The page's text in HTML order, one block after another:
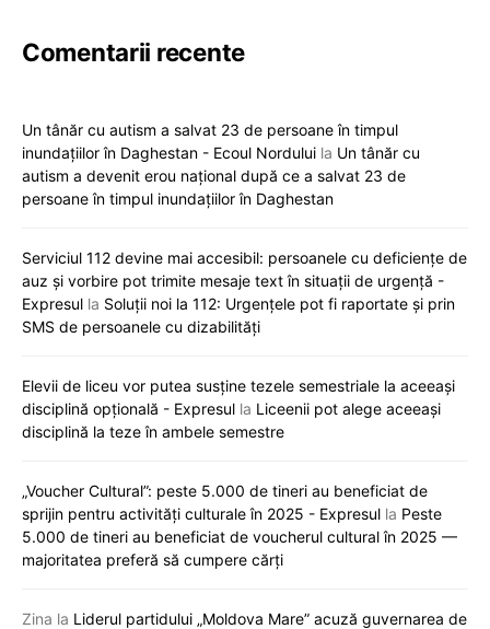
Comentarii recente
Un tânăr cu autism a salvat 23 de persoane în timpul
inundațiilor în Daghestan - Ecoul Nordului la Un tânăr cu
autism a devenit erou național după ce a salvat 23 de
persoane în timpul inundațiilor în Daghestan
Serviciul 112 devine mai accesibil: persoanele cu deficiențe de
auz și vorbire pot trimite mesaje text în situații de urgență -
Expresul la Soluții noi la 112: Urgențele pot fi raportate și prin
SMS de persoanele cu dizabilități
Elevii de liceu vor putea susține tezele semestriale la aceeași
disciplină opțională - Expresul la Liceenii pot alege aceeași
disciplină la teze în ambele semestre
„Voucher Cultural”: peste 5.000 de tineri au beneficiat de
sprijin pentru activități culturale în 2025 - Expresul la Peste
5.000 de tineri au beneficiat de voucherul cultural în 2025 —
majoritatea preferă să cumpere cărți
Zina la Liderul partidului „Moldova Mare” acuză guvernarea de